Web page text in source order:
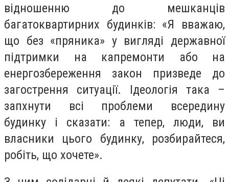
відношенню до мешканців
багатоквартирних будинків: «Я вважаю,
що без «пряника» у вигляді державної
підтримки на капремонти або на
енергозбереження закон призведе до
загострення ситуації. Ідеологія така –
запхнути всі проблеми всередину
будинку і сказати: а тепер, люди, ви
власники цього будинку, розбирайтеся,
робіть, що хочете».